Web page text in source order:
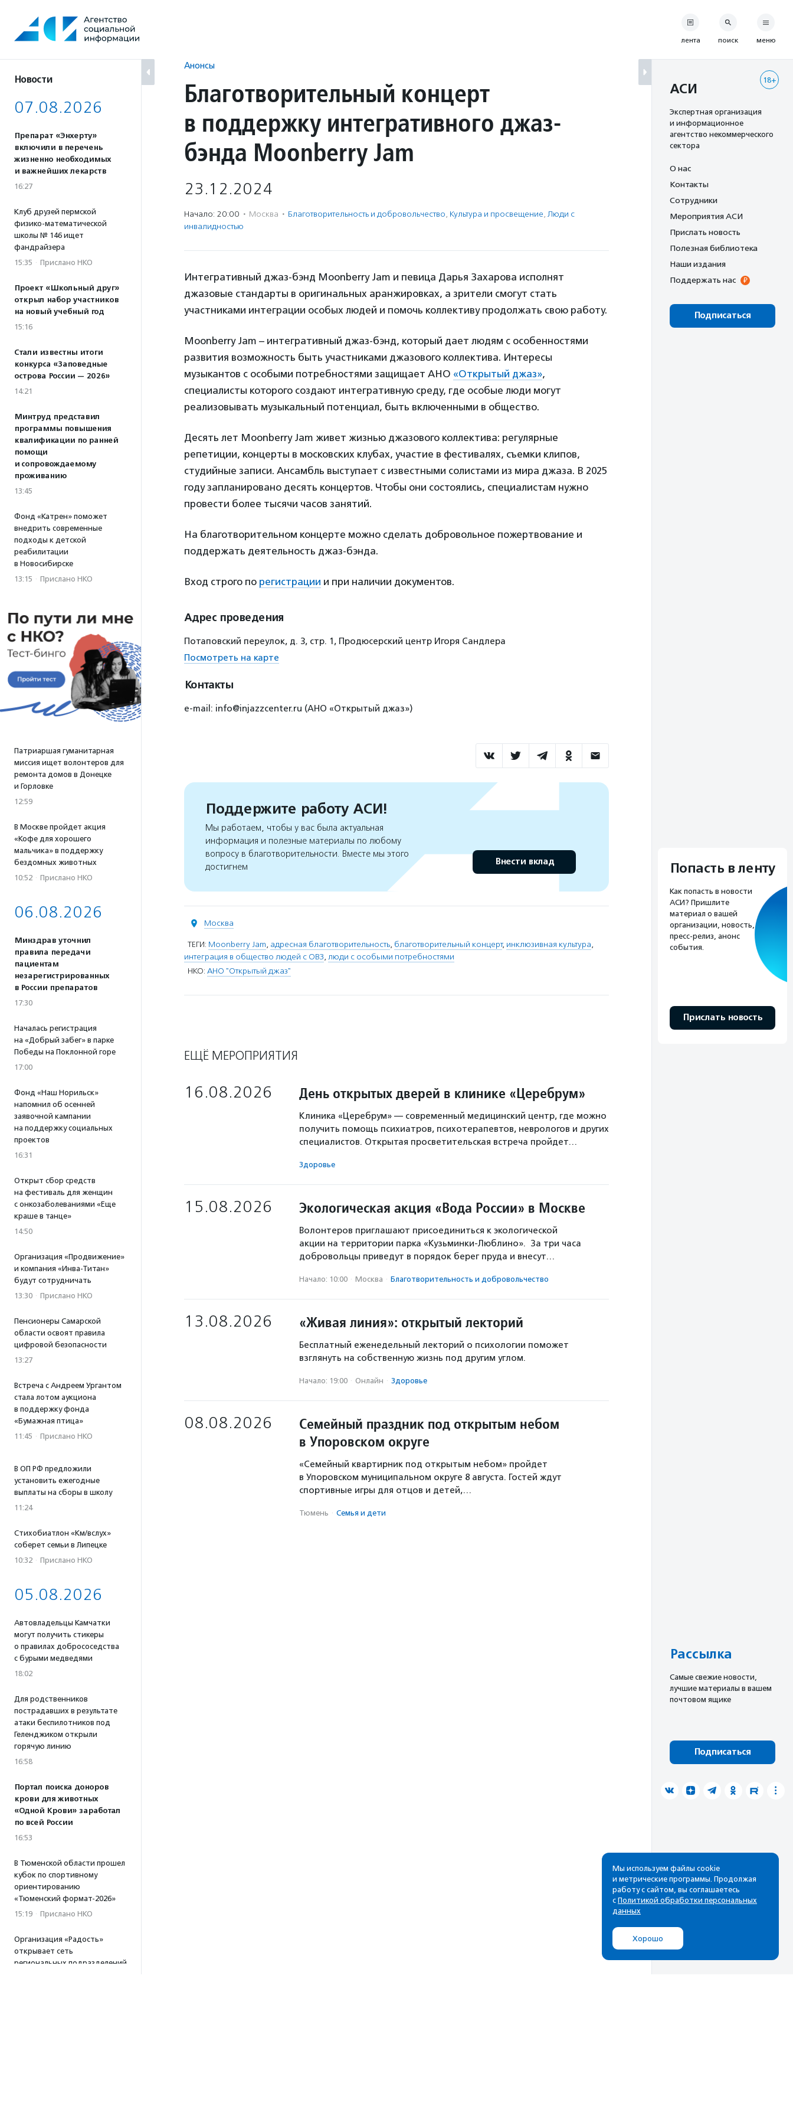
содержанию
Новости
07.08.2026
Препарат «Энхерту»
включили в перечень
жизненно необходимых
и важнейших лекарств
16:27
Клуб друзей пермской
физико-математической
школы № 146 ищет
фандрайзера
15:35 · Прислано НКО
Проект «Школьный друг»
открыл набор участников
на новый учебный год
15:16
Стали известны итоги
конкурса «Заповедные
острова России — 2026»
14:21
Минтруд представил
программы повышения
квалификации по ранней
помощи
и сопровождаемому
проживанию
13:45
Фонд «Катрен» поможет
внедрить современные
подходы к детской
реабилитации
в Новосибирске
13:15 · Прислано НКО
Патриаршая гуманитарная
миссия ищет волонтеров для
ремонта домов в Донецке
и Горловке
12:59
В Москве пройдет акция
«Кофе для хорошего
мальчика» в поддержку
бездомных животных
10:52 · Прислано НКО
06.08.2026
Минздрав уточнил
правила передачи
пациентам
незарегистрированных
в России препаратов
17:30
Началась регистрация
на «Добрый забег» в парке
Победы на Поклонной горе
17:00
Фонд «Наш Норильск»
напомнил об осенней
заявочной кампании
на поддержку социальных
проектов
16:31
Открыт сбор средств
на фестиваль для женщин
с онкозаболеваниями «Еще
краше в танце»
14:50
Организация «Продвижение»
и компания «Инва-Титан»
будут сотрудничать
13:30 · Прислано НКО
Пенсионеры Самарской
области освоят правила
цифровой безопасности
13:27
Встреча с Андреем Ургантом
стала лотом аукциона
в поддержку фонда
«Бумажная птица»
11:45 · Прислано НКО
В ОП РФ предложили
установить ежегодные
выплаты на сборы в школу
11:24
Стихобиатлон «Км/вслух»
соберет семьи в Липецке
10:32 · Прислано НКО
05.08.2026
Автовладельцы Камчатки
могут получить стикеры
о правилах добрососедства
с бурыми медведями
18:02
Для родственников
пострадавших в результате
атаки беспилотников под
Геленджиком открыли
горячую линию
16:58
Портал поиска доноров
крови для животных
«Одной Крови» заработал
по всей России
16:53
В Тюменской области прошел
кубок по спортивному
ориентированию
«Тюменский формат-2026»
15:19 · Прислано НКО
Организация «Радость»
открывает сеть
региональных подразделений
Анонсы
Благотворительный концерт
в поддержку интегративного джаз-
бэнда Moonberry Jam
23.12.2024
Начало: 20:00 · Москва · Благотвори­тель­ность и доброволь­чест­во, Культура и просвещение, Люди с
инвалидностью
Интегративный джаз-бэнд Moonberry Jam и певица Дарья Захарова исполнят
джазовые стандарты в оригинальных аранжировках, а зрители смогут стать
участниками интеграции особых людей и помочь коллективу продолжать свою работу.
Moonberry Jam – интегративный джаз-бэнд, который дает людям с особенностями
развития возможность быть участниками джазового коллектива. Интересы
музыкантов с особыми потребностями защищает АНО «Открытый джаз»,
специалисты которого создают интегративную среду, где особые люди могут
реализовывать музыкальный потенциал, быть включенными в общество.
Десять лет Moonberry Jam живет жизнью джазового коллектива: регулярные
репетиции, концерты в московских клубах, участие в фестивалях, съемки клипов,
студийные записи. Ансамбль выступает с известными солистами из мира джаза. В 2025
году запланировано десять концертов. Чтобы они состоялись, специалистам нужно
провести более тысячи часов занятий.
На благотворительном концерте можно сделать добровольное пожертвование и
поддержать деятельность джаз-бэнда.
Вход строго по регистрации и при наличии документов.
Адрес проведения
Потаповский переулок, д. 3, стр. 1, Продюсерский центр Игоря Сандлера
Посмотреть на карте
Контакты
e-mail: info@injazzcenter.ru (АНО «Открытый джаз»)
Поддержите работу АСИ!
Мы работаем, чтобы у вас была актуальная
информация и полезные материалы по любому
вопросу в благотворительности. Вместе мы этого
достигнем
Внести вклад
Москва
ТЕГИ: Moonberry Jam, адресная благотворительность, благотворительный концерт, инклюзивная культура,
интеграция в общество людей с ОВЗ, люди с особыми потребностями
НКО: АНО "Открытый джаз"
ЕЩЁ МЕРОПРИЯТИЯ
16.08.2026 День открытых дверей в клинике «Церебрум»
Клиника «Церебрум» — современный медицинский центр, где можно
получить помощь психиатров, психотерапевтов, неврологов и других
специалистов. Открытая просветительская встреча пройдет…
Здоровье
15.08.2026 Экологическая акция «Вода России» в Москве
Волонтеров приглашают присоединиться к экологической
акции на территории парка «Кузьминки-Люблино». За три часа
добровольцы приведут в порядок берег пруда и внесут…
Начало: 10:00 · Москва · Благотвори­тель­ность и доброволь­чест­во
13.08.2026 «Живая линия»: открытый лекторий
Бесплатный еженедельный лекторий о психологии поможет
взглянуть на собственную жизнь под другим углом.
Начало: 19:00 · Онлайн · Здоровье
08.08.2026
Семейный праздник под открытым небом
в Упоровском округе
«Семейный квартирник под открытым небом» пройдет
в Упоровском муниципальном округе 8 августа. Гостей ждут
спортивные игры для отцов и детей,…
Тюмень · Семья и дети
лента поиск меню
18+
АСИ
Экспертная организация
и информационное
агентство некоммерческого
сектора
О нас
Контакты
Сотрудники
Мероприятия АСИ
Прислать новость
Полезная библиотека
Наши издания
Поддержать нас
Подписаться
Попасть в ленту
Как попасть в новости
АСИ? Пришлите
материал о вашей
организации, новость,
пресс-релиз, анонс
события.
Прислать новость
Рассылка
Cамые свежие новости,
лучшие материалы в вашем
почтовом ящике
Подписаться
Мы используем файлы cookie
и метрические программы. Продолжая
работу с сайтом, вы соглашаетесь
с Политикой обработки персональных
данных
Хорошо